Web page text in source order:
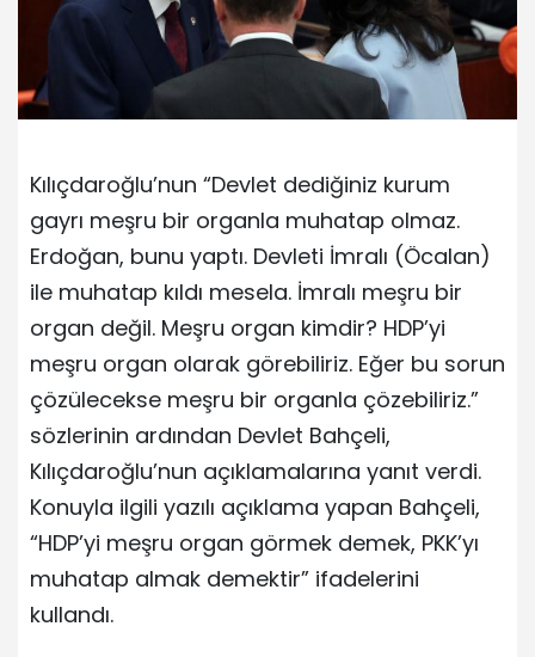
Kılıçdaroğlu’nun “Devlet dediğiniz kurum
gayrı meşru bir organla muhatap olmaz.
Erdoğan, bunu yaptı. Devleti İmralı (Öcalan)
ile muhatap kıldı mesela. İmralı meşru bir
organ değil. Meşru organ kimdir? HDP’yi
meşru organ olarak görebiliriz. Eğer bu sorun
çözülecekse meşru bir organla çözebiliriz.”
sözlerinin ardından Devlet Bahçeli,
Kılıçdaroğlu’nun açıklamalarına yanıt verdi.
Konuyla ilgili yazılı açıklama yapan Bahçeli,
“HDP’yi meşru organ görmek demek, PKK’yı
muhatap almak demektir” ifadelerini
kullandı.